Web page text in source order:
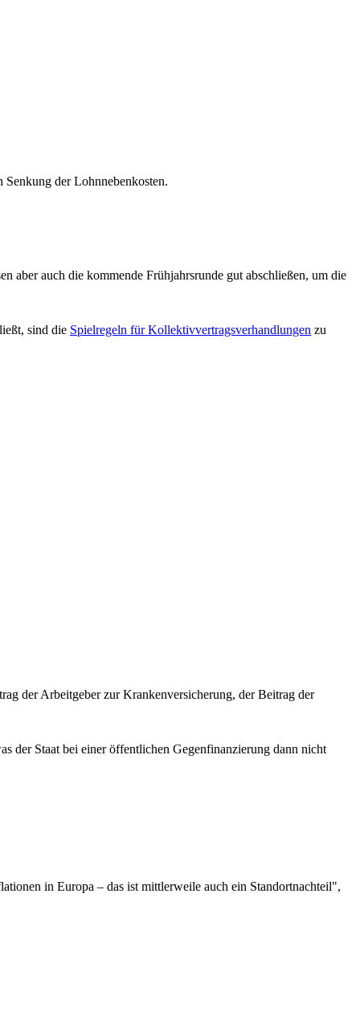
der Lohnnebenkosten.
aber auch die kommende Frühjahrsrunde gut abschließen, um die
sind die Spielregeln für Kollektivvertragsverhandlungen zu
der Arbeitgeber zur Krankenversicherung, der Beitrag der
der Staat bei einer öffentlichen Gegenfinanzierung dann nicht
in Europa – das ist mittlerweile auch ein Standortnachteil",